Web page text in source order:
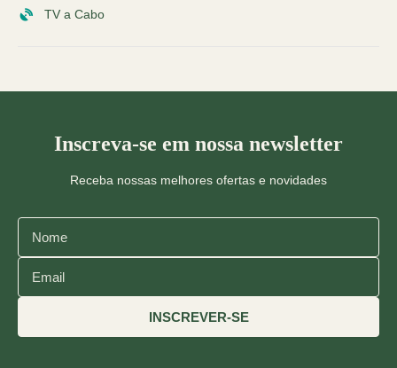
TV a Cabo
Inscreva-se em nossa newsletter
Receba nossas melhores ofertas e novidades
INSCREVER-SE